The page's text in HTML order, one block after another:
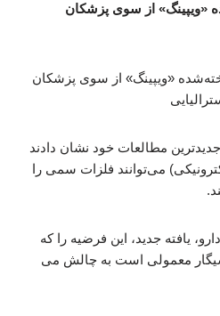
«ویپینگ» از سوی پزشکان
مطالعات خود نشان دادند
می‌توانند فلزات سمی را
یافته جدید، این فرضیه را که
معمولی است به چالش می